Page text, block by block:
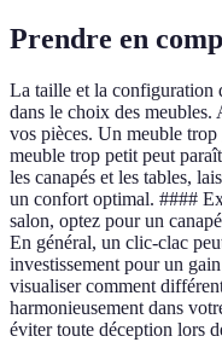
Prendre en
La taille et la configuration
dans le choix des meubles.
vos pièces. Un meuble trop
meuble trop petit peut
les canapés et les tables,
un confort optimal. ####
salon, optez pour un
En général, un clic-clac
investissement pour un
visualiser comment
harmonieusement dans
éviter toute déception lors